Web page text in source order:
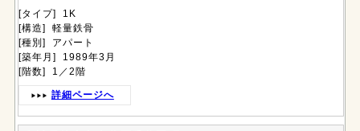
[タイプ] 1K
[構造] 軽量鉄骨
[種別] アパート
[築年月] 1989年3月
[階数] 1／2階
詳細ページへ